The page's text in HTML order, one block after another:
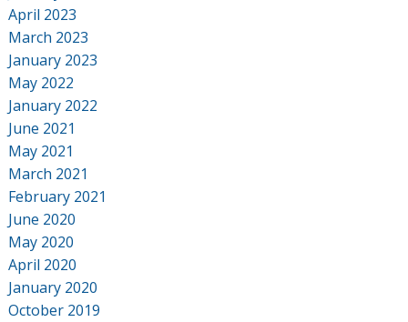
April 2023
March 2023
January 2023
May 2022
January 2022
June 2021
May 2021
March 2021
February 2021
June 2020
May 2020
April 2020
January 2020
October 2019